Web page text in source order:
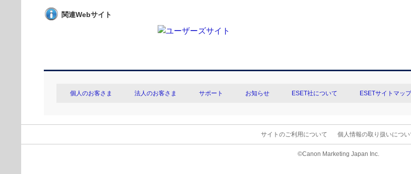
関連Webサイト
個人のお客さま 法人のお客さま サポート お知らせ ESET社について ESETサイトマップ
サイトのご利用について 個人情報の取り扱いについ
©Canon Marketing Japan Inc.